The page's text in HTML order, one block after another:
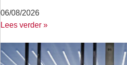
06/08/2026
Lees verder »